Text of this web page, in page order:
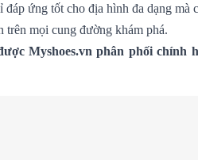
ứng tốt cho địa hình đa dạng mà
mọi cung đường khám phá.
Myshoes.vn phân phối chính